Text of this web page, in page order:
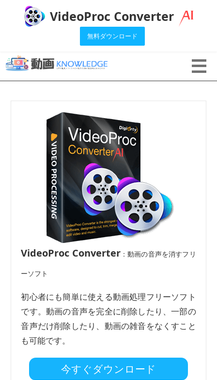
VideoProc Converter
無料ダウンロード
VideoProc Converter：動画の音声を消すフリ
ーソフト
初心者にも簡単に使える動画処理フリーソフト
です。動画の音声を完全に削除したり、一部の
音声だけ削除したり、動画の雑音をなくすこと
も可能です。
今すぐダウンロード